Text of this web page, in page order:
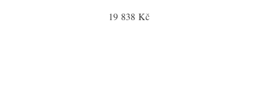
19 838 Kč